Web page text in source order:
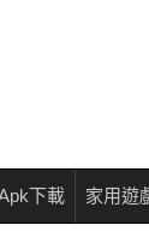
下載 家用遊